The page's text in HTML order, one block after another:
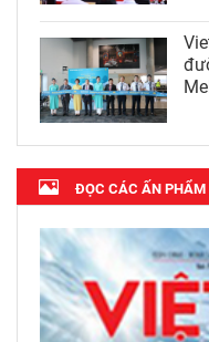
ĐỌC CÁC ẤN PHẨM